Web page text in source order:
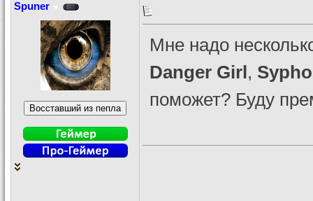
Spuner
Мне надо
Danger Girl,
поможет? Буду